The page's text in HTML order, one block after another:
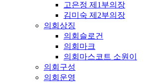
고은정 제1부의장
김미숙 제2부의장
의회상징
의회슬로건
의회마크
의회마스코트 소원이
의회구성
의회운영